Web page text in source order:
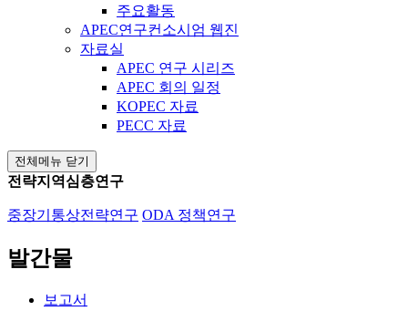
주요활동
APEC연구컨소시엄 웹진
자료실
APEC 연구 시리즈
APEC 회의 일정
KOPEC 자료
PECC 자료
전체메뉴 닫기
전략지역심층연구
중장기통상전략연구 ODA 정책연구
발간물
보고서